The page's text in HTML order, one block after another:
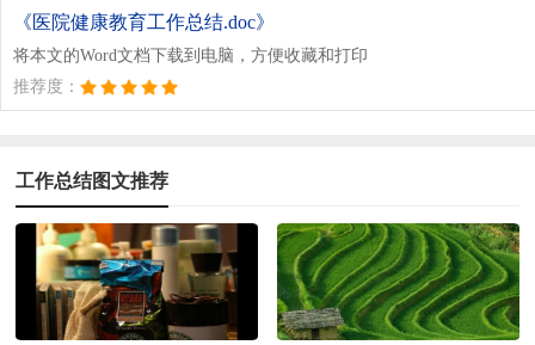
《医院健康教育工作总结.doc》
将本文的Word文档下载到电脑，方便收藏和打印
推荐度：
工作总结图文推荐